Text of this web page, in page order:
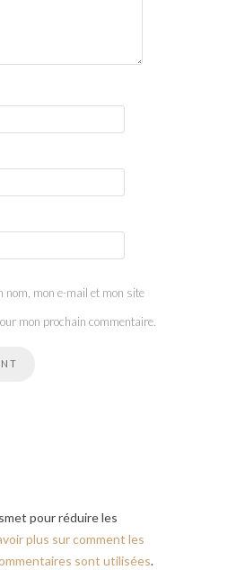
nom, mon e-mail et mon site
mon prochain commentaire.
pour réduire les
plus sur comment les
sont utilisées.